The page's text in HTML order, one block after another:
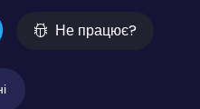
Не працює?